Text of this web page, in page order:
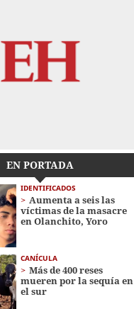
EN PORTADA
IDENTIFICADOS
Aumenta a seis las
víctimas de la masacre
en Olanchito, Yoro
CANÍCULA
Más de 400 reses
mueren por la sequía en
el sur